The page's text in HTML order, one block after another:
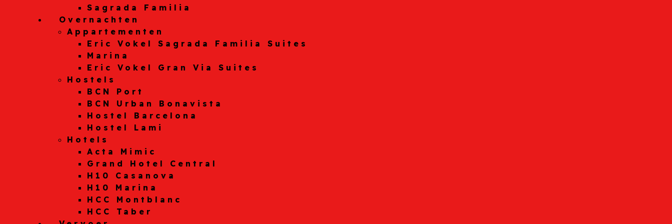
Sagrada Familia
Overnachten
Appartementen
Eric Vokel Sagrada Familia Suites
Marina
Eric Vokel Gran Via Suites
Hostels
BCN Port
BCN Urban Bonavista
Hostel Barcelona
Hostel Lami
Hotels
Acta Mimic
Grand Hotel Central
H10 Casanova
H10 Marina
HCC Montblanc
HCC Taber